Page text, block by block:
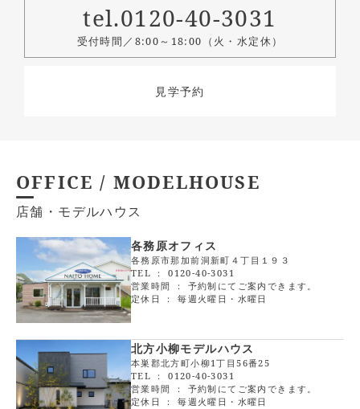
tel.0120-40-3031
受付時間／8:00～18:00（火・水定休）
見学予約
OFFICE / MODELHOUSE
店舗・モデルハウス
各務原オフィス
各務原市那加前洞新町４丁目１９３
TEL ：0120-40-3031
営業時間 ： 予約制にてご案内できます。
定休日 ： 毎週火曜日・水曜日
北方小柳モデルハウス
本巣郡北方町小柳1丁目56番25
TEL ：0120-40-3031
営業時間 ： 予約制にてご案内できます。
定休日 ： 毎週火曜日・水曜日